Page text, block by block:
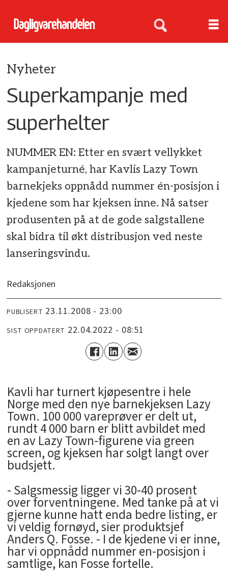
Nyheter
Superkampanje med
superhelter
NUMMER EN: Etter en svært vellykket
kampanjeturné, har Kavlis Lazy Town
barnekjeks oppnådd nummer én-posisjon i
kjedene som har kjeksen inne. Nå satser
produsenten på at de gode salgstallene
skal bidra til økt distribusjon ved neste
lanseringsvindu.
Redaksjonen
PUBLISERT 23.11.2008 - 23:00
SIST OPPDATERT 22.04.2022 - 08:51
Kavli har turnert kjøpesentre i hele
Norge med den nye barnekjeksen Lazy
Town. 100 000 vareprøver er delt ut,
rundt 4 000 barn er blitt avbildet med
en av Lazy Town-figurene via green
screen, og kjeksen har solgt langt over
budsjett.
- Salgsmessig ligger vi 30-40 prosent
over forventningene. Med tanke på at vi
gjerne kunne hatt enda bedre listing, er
vi veldig fornøyd, sier produktsjef
Anders Q. Fosse. - I de kjedene vi er inne,
har vi oppnådd nummer en-posisjon i
samtlige, kan Fosse fortelle.